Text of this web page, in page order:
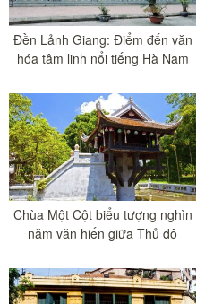
Đền Lảnh Giang: Điểm đến văn
hóa tâm linh nổi tiếng Hà Nam
Chùa Một Cột biểu tượng nghìn
năm văn hiến giữa Thủ đô